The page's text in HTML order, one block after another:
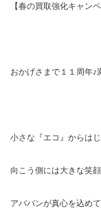
【春の買取強化キャン
おかげさまで１１周年♪
小さな『エコ』からは
向こう側には大きな笑
アババンが真心を込め